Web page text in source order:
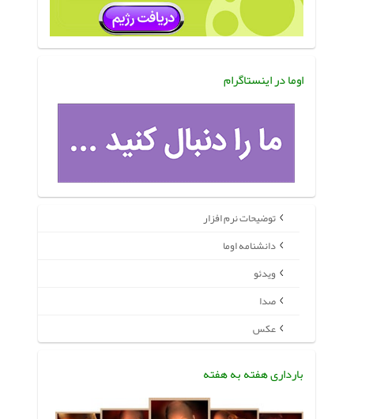
اوما در اینستاگرام
توضیحات نرم افزار
دانشنامه اوما
ویدئو
صدا
عکس
بارداری هفته به هفته